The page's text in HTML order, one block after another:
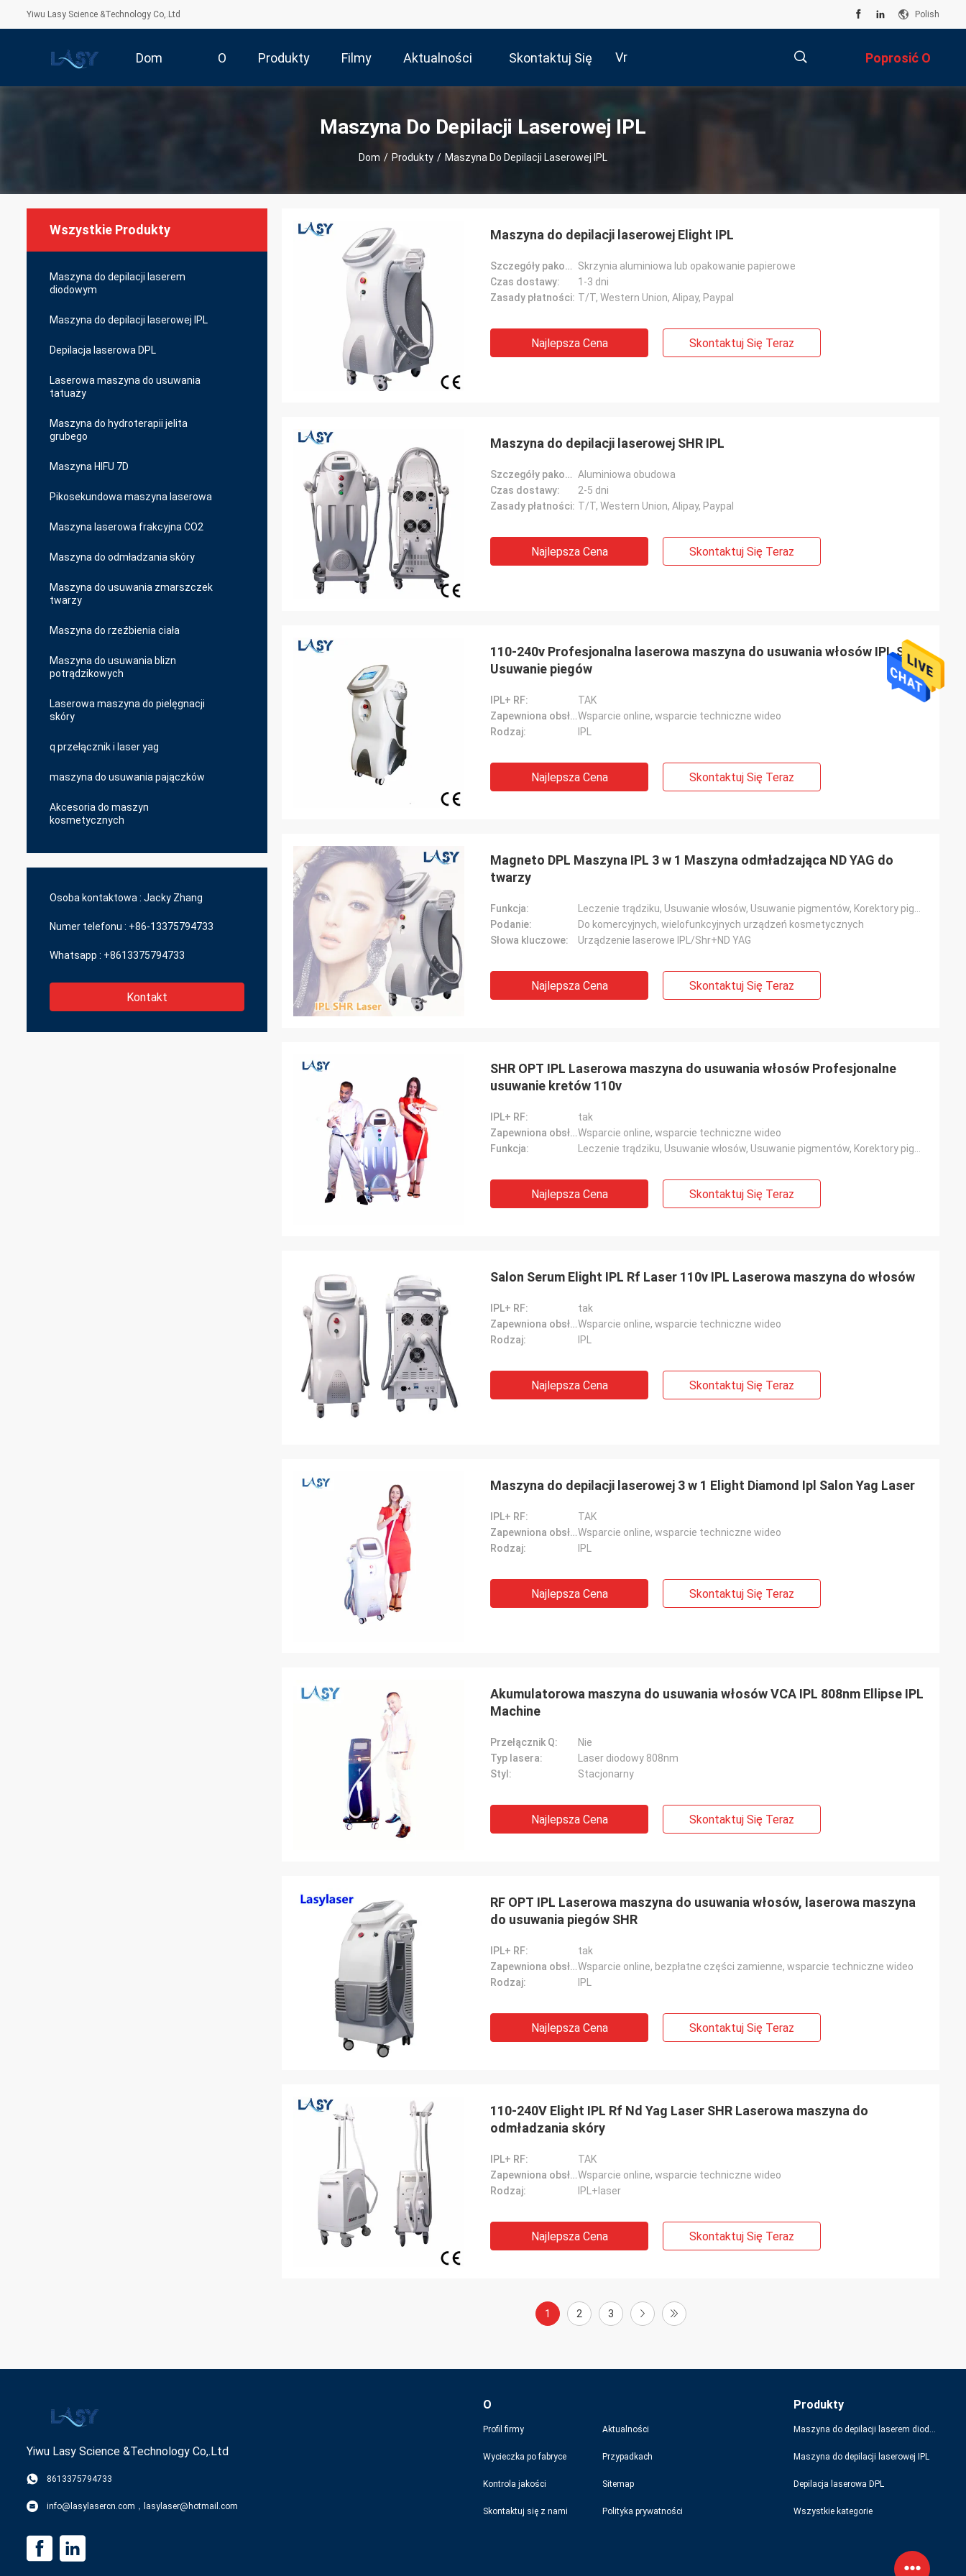
Yiwu Lasy Science &Technology Co,.Ltd Polish
Dom O Produkty Filmy Aktualności Skontaktuj Się Vr Poprosić O
Maszyna Do Depilacji Laserowej IPL
Dom / Produkty / Maszyna Do Depilacji Laserowej IPL
Wszystkie Produkty
Maszyna do depilacji laserem
diodowym
Maszyna do depilacji laserowej IPL
Depilacja laserowa DPL
Laserowa maszyna do usuwania
tatuaży
Maszyna do hydroterapii jelita
grubego
Maszyna HIFU 7D
Pikosekundowa maszyna laserowa
Maszyna laserowa frakcyjna CO2
Maszyna do odmładzania skóry
Maszyna do usuwania zmarszczek
twarzy
Maszyna do rzeźbienia ciała
Maszyna do usuwania blizn
potrądzikowych
Laserowa maszyna do pielęgnacji
skóry
q przełącznik i laser yag
maszyna do usuwania pajączków
Akcesoria do maszyn
kosmetycznych
Osoba kontaktowa : Jacky Zhang
Numer telefonu : +86-13375794733
Whatsapp : +8613375794733
Kontakt
Maszyna do depilacji laserowej Elight IPL
Szczegóły pakowania:
Skrzynia aluminiowa lub opakowanie papierowe
Czas dostawy:
1-3 dni
Zasady płatności: T/T, Western Union, Alipay, Paypal
Najlepsza Cena Skontaktuj Się Teraz
Maszyna do depilacji laserowej SHR IPL
Szczegóły pakowania: Aluminiowa obudowa
Czas dostawy:
2-5 dni
Zasady płatności: T/T, Western Union, Alipay, Paypal
Najlepsza Cena Skontaktuj Się Teraz
110-240v Profesjonalna laserowa maszyna do usuwania włosów IPL SHR
Usuwanie piegów
IPL+ RF:
TAK
Zapewniona obsługa posprzedażna:Wsparcie online, wsparcie techniczne wideo
Rodzaj:
IPL
Najlepsza Cena Skontaktuj Się Teraz
Magneto DPL Maszyna IPL 3 w 1 Maszyna odmładzająca ND YAG do
twarzy
Funkcja:
Podanie:
Do komercyjnych, wielofunkcyjnych urządzeń kosmetycznych
Słowa kluczowe:
Urządzenie laserowe IPL/Shr+ND YAG
Najlepsza Cena Skontaktuj Się Teraz
SHR OPT IPL Laserowa maszyna do usuwania włosów Profesjonalne
usuwanie kretów 110v
IPL+ RF:
tak
Zapewniona obsługa posprzedażna:Wsparcie online, wsparcie techniczne wideo
Funkcja:
Najlepsza Cena Skontaktuj Się Teraz
Salon Serum Elight IPL Rf Laser 110v IPL Laserowa maszyna do włosów
IPL+ RF:
tak
Zapewniona obsługa posprzedażna:Wsparcie online, wsparcie techniczne wideo
Rodzaj:
IPL
Najlepsza Cena Skontaktuj Się Teraz
Maszyna do depilacji laserowej 3 w 1 Elight Diamond Ipl Salon Yag Laser
IPL+ RF:
TAK
Zapewniona obsługa posprzedażna:Wsparcie online, wsparcie techniczne wideo
Rodzaj:
IPL
Najlepsza Cena Skontaktuj Się Teraz
Akumulatorowa maszyna do usuwania włosów VCA IPL 808nm Ellipse IPL
Machine
Przełącznik Q:
Nie
Typ lasera:
Laser diodowy 808nm
Styl:
Stacjonarny
Najlepsza Cena Skontaktuj Się Teraz
RF OPT IPL Laserowa maszyna do usuwania włosów, laserowa maszyna
do usuwania piegów SHR
IPL+ RF:
tak
Zapewniona obsługa posprzedażna:Wsparcie online, bezpłatne części zamienne, wsparcie techniczne wideo
Rodzaj:
IPL
Najlepsza Cena Skontaktuj Się Teraz
110-240V Elight IPL Rf Nd Yag Laser SHR Laserowa maszyna do
odmładzania skóry
IPL+ RF:
TAK
Zapewniona obsługa posprzedażna:Wsparcie online, wsparcie techniczne wideo
Rodzaj:
IPL+laser
Najlepsza Cena Skontaktuj Się Teraz
1 2 3
Yiwu Lasy Science &Technology Co,.Ltd
8613375794733
info@lasylasercn.com，lasylaser@hotmail.com
O
Profil firmy
Wycieczka po fabryce
Kontrola jakości
Skontaktuj się z nami
Aktualności
Przypadkach
Sitemap
Polityka prywatności
Produkty
Maszyna do depilacji laserem diodowym
Maszyna do depilacji laserowej IPL
Depilacja laserowa DPL
Wszystkie kategorie